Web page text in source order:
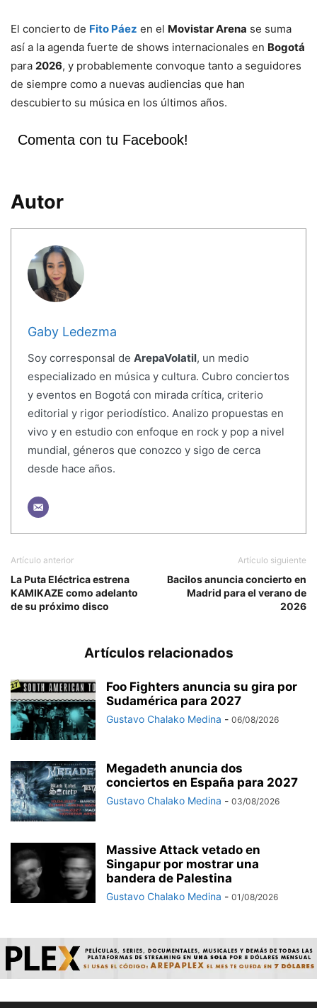
El concierto de Fito Páez en el Movistar Arena se suma
así a la agenda fuerte de shows internacionales en Bogotá
para 2026, y probablemente convoque tanto a seguidores
de siempre como a nuevas audiencias que han
descubierto su música en los últimos años.
Comenta con tu Facebook!
Autor
Gaby Ledezma
Soy corresponsal de ArepaVolatil, un medio
especializado en música y cultura. Cubro conciertos
y eventos en Bogotá con mirada crítica, criterio
editorial y rigor periodístico. Analizo propuestas en
vivo y en estudio con enfoque en rock y pop a nivel
mundial, géneros que conozco y sigo de cerca
desde hace años.
Artículo anterior
La Puta Eléctrica estrena
KAMIKAZE como adelanto
de su próximo disco
Artículo siguiente
Bacilos anuncia concierto en
Madrid para el verano de
2026
Artículos relacionados
Foo Fighters anuncia su gira por
Sudamérica para 2027
Gustavo Chalako Medina - 06/08/2026
Megadeth anuncia dos
conciertos en España para 2027
Gustavo Chalako Medina - 03/08/2026
Massive Attack vetado en
Singapur por mostrar una
bandera de Palestina
Gustavo Chalako Medina - 01/08/2026